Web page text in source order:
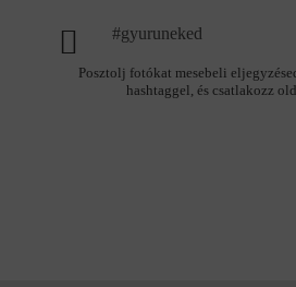
#gyuruneked
Posztolj fotókat mesebeli
hashtaggel, és csatlakozz